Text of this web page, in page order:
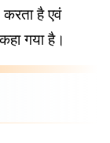
है एवं
गया है।